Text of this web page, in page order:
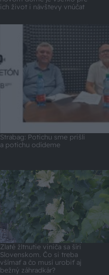
ich život i návštevy vnúčat
Strabag: Potichu sme prišli
a potichu odídeme
Zlaté žltnutie viniča sa šíri
Slovenskom. Čo si treba
všímať a čo musí urobiť aj
bežný záhradkár?